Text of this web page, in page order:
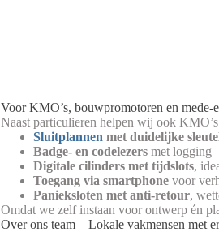
Voor KMO’s, bouwpromotoren en mede-
Naast particulieren helpen wij ook
Sluitplannen met duidelijke
Badge- en codelezers met logging
Digitale cilinders met tijdslots,
Toegang via smartphone voor
Panieksloten met anti-retour,
Omdat we zelf instaan voor ontwerp én
Over ons team – Lokale vakmensen met